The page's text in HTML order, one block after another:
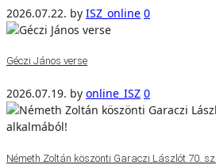
2026.07.22. by ISZ_online 0
Géczi János verse
2026.07.19. by online_ISZ 0
Németh Zoltán köszönti Garaczi Lászlót 70.